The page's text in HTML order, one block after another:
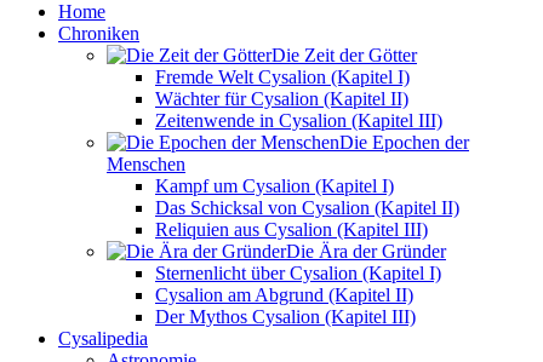
Home
Chroniken
Die Zeit der Götter
Fremde Welt Cysalion (Kapitel I)
Wächter für Cysalion (Kapitel II)
Zeitenwende in Cysalion (Kapitel III)
Die Epochen der
Menschen
Kampf um Cysalion (Kapitel I)
Das Schicksal von Cysalion (Kapitel II)
Reliquien aus Cysalion (Kapitel III)
Die Ära der Gründer
Sternenlicht über Cysalion (Kapitel I)
Cysalion am Abgrund (Kapitel II)
Der Mythos Cysalion (Kapitel III)
Cysalipedia